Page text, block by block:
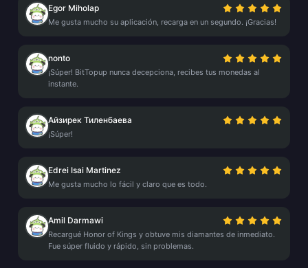
Egor Miholap
Me gusta mucho su aplicación, recarga en un segundo. ¡Gracias!
nonto
¡Súper! BitTopup nunca decepciona, recibes tus monedas al
instante.
Айзирек Тиленбаева
¡Súper!
Edrei Isai Martinez
Me gusta mucho lo fácil y claro que es todo.
Amil Darmawi
Recargué Honor of Kings y obtuve mis diamantes de inmediato.
Fue súper fluido y rápido, sin problemas.